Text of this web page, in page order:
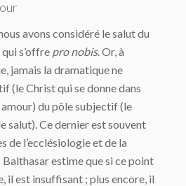
avons considéré le salut du
s’offre pro nobis. Or, à
jamais la dramatique ne
(le Christ qui se donne dans
amour) du pôle subjectif (le
salut). Ce dernier est souvent
de l’ecclésiologie et de la
estime que si ce point
il est insuffisant ; plus encore, il